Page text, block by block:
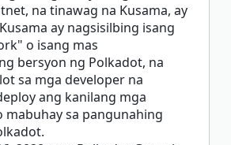
na tinawag na Kusama, ay
ay nagsisilbing isang
o isang mas
bersyon ng Polkadot, na
sa mga developer na
ang kanilang mga
mabuhay sa pangunahing